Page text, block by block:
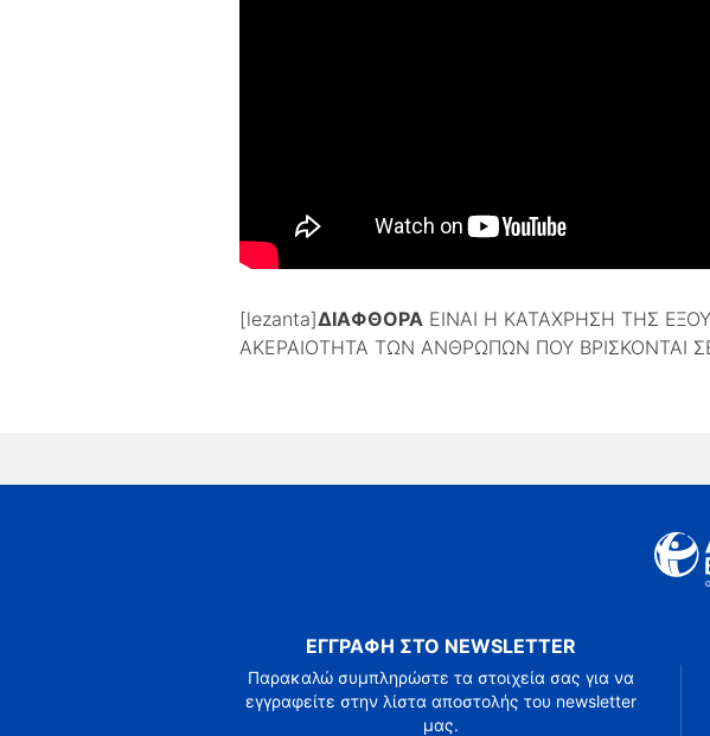
[lezanta]ΔΙΑΦΘΟΡΑΕΙΝΑΙ Η ΚΑΤΑΧΡΗΣΗ ΤΗΣ
ΑΚΕΡΑΙΟΤΗΤΑ ΤΩΝ ΑΝΘΡΩΠΩΝ ΠΟΥ ΒΡΙΣΚΟΝΤΑΙ
ΕΓΓΡΑΦΗ ΣΤΟ NEWSLETTER
Παρακαλώ συμπληρώστε τα στοιχεία σας για να
εγγραφείτε στην λίστα αποστολής του newsletter
μας.